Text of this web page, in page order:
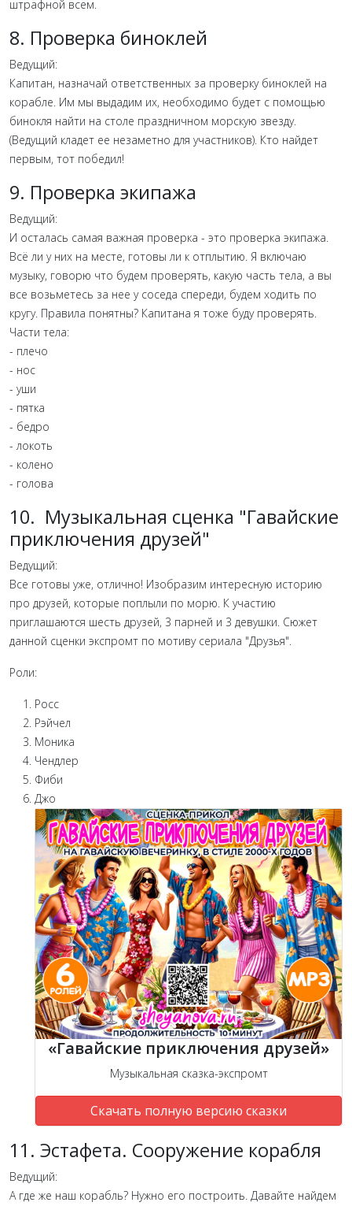
штрафной всем.
8. Проверка биноклей
Ведущий:
Капитан, назначай ответственных за проверку биноклей на
корабле. Им мы выдадим их, необходимо будет с помощью
бинокля найти на столе праздничном морскую звезду.
(Ведущий кладет ее незаметно для участников). Кто найдет
первым, тот победил!
9. Проверка экипажа
Ведущий:
И осталась самая важная проверка - это проверка экипажа.
Всё ли у них на месте, готовы ли к отплытию. Я включаю
музыку, говорю что будем проверять, какую часть тела, а вы
все возьметесь за нее у соседа спереди, будем ходить по
кругу. Правила понятны? Капитана я тоже буду проверять.
Части тела:
- плечо
- нос
- уши
- пятка
- бедро
- локоть
- колено
- голова
10. Музыкальная сценка "Гавайские
приключения друзей"
Ведущий:
Все готовы уже, отлично! Изобразим интересную историю
про друзей, которые поплыли по морю. К участию
приглашаются шесть друзей, 3 парней и 3 девушки. Сюжет
данной сценки экспромт по мотиву сериала "Друзья".
Роли:
Росс
Рэйчел
Моника
Чендлер
Фиби
Джо
«Гавайские приключения друзей»
Музыкальная сказка-экспромт
Скачать полную версию сказки
11. Эстафета. Сооружение корабля
Ведущий:
А где же наш корабль? Нужно его построить. Давайте найдем